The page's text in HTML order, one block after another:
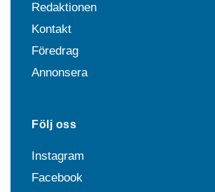
Redaktionen
Kontakt
Föredrag
Annonsera
Följ oss
Instagram
Facebook